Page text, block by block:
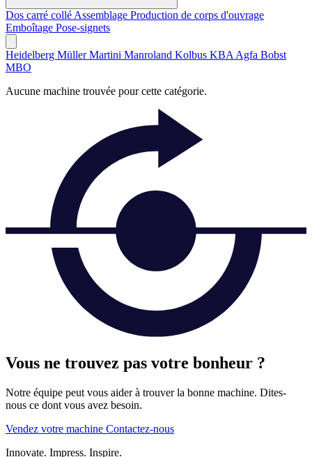
Dos carré collé Assemblage Production de corps d'ouvrage
Emboîtage Pose-signets
Heidelberg Müller Martini Manroland Kolbus KBA Agfa Bobst
MBO
Aucune machine trouvée pour cette catégorie.
Vous ne trouvez pas votre bonheur ?
Notre équipe peut vous aider à trouver la bonne machine. Dites-
nous ce dont vous avez besoin.
Vendez votre machine Contactez-nous
Innovate. Impress. Inspire.